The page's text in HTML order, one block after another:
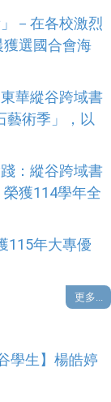
東華縱谷跨域
2022-07-12
魚組同學 安
2022-07-20
特殊選才上東
－在各校激烈
選國合會海
華縱谷跨域書
藝術季」，以
：縱谷跨域書
獲114學年全
115年大專優
更多...
學生】楊皓婷